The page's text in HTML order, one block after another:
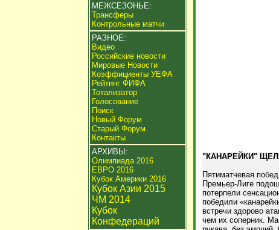
МЕЖСЕЗОНЬЕ:
Трансферы
Контрольные матчи
РАЗНОЕ:
Видео
Российские новости
Мировые Новости
Коэффициенты УЕФА
Рейтинг ФИФА
Тотализатор
Голосование
Поиск
Новый Форум
Старый Форум
Контакты
АРХИВЫ:
Олимпиада 2016
ЕВРО 2016
Кубок Америки 2016
Кубок Азии 2015
ЧМ 2014
Кубок
Конфедераций
"КАНАРЕЙКИ"
Пятиматчевая
Премьер-Лиге
потерпели
победили
встречи здорово
чем их соперник.